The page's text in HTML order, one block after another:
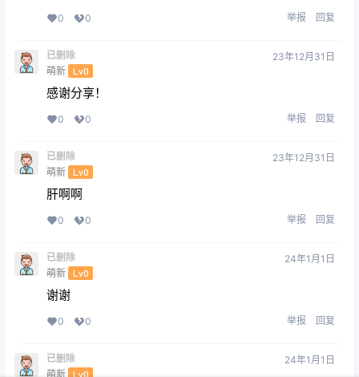
0 0 举报 回复
已删除
萌新 Lv0
23年12月31日
感谢分享！
0 0 举报 回复
已删除
萌新 Lv0
23年12月31日
肝啊啊
0 0 举报 回复
已删除
萌新 Lv0
24年1月1日
谢谢
0 0 举报 回复
已删除
萌新 Lv0
24年1月1日